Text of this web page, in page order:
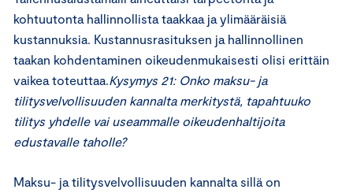
kohtuutonta hallinnollista taakkaa ja ylimääräisiä
kustannuksia. Kustannusrasituksen ja hallinnollinen
taakan kohdentaminen oikeudenmukaisesti olisi erittäin
vaikea toteuttaa.Kysymys 21: Onko maksu- ja
tilitysvelvollisuuden kannalta merkitystä, tapahtuuko
tilitys yhdelle vai useammalle oikeudenhaltijoita
edustavalle taholle?
Maksu- ja tilitysvelvollisuuden kannalta sillä on